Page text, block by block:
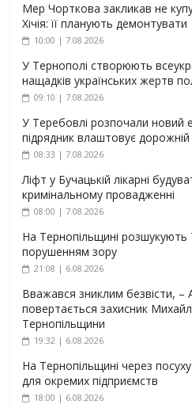
Мер Чорткова закликав не
Хічія: її планують демонтувати
10:00 | 7.08.2026
У Тернополі створюють
нащадків українських жертв
09:10 | 7.08.2026
У Теребовлі розпочали новий
підрядник влаштовує
08:33 | 7.08.2026
Ліфт у Бучацькій лікарні
кримінальному провадженні
08:00 | 7.08.2026
На Тернопільщині розшукують
порушенням зору
21:08 | 6.08.2026
Вважався зниклим безвісти,
повертається захисник
Тернопільщини
19:32 | 6.08.2026
На Тернопільщині через
для окремих підприємств
18:00 | 6.08.2026